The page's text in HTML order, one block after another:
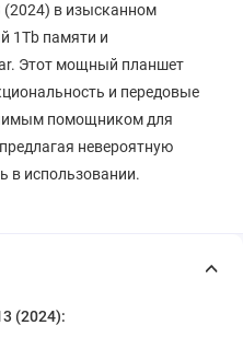
(2024) в изысканном
1Tb памяти и
Этот мощный планшет
и передовые
помощником для
невероятную
в использовании.
(2024):